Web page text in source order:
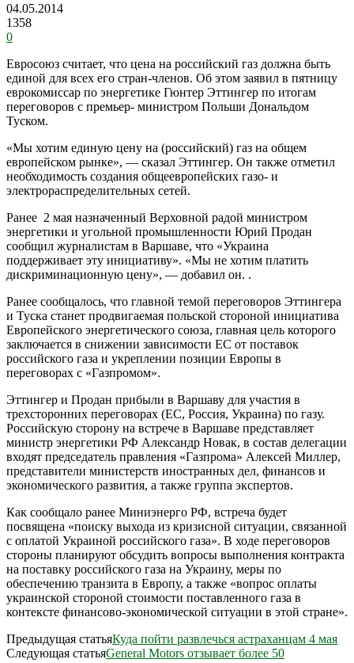
04.05.2014
1358
0
Евросоюз считает, что цена на российский газ должна быть
единой для всех его стран-членов. Об этом заявил в пятницу
еврокомиссар по энергетике Гюнтер Эттингер по итогам
переговоров с премьер- министром Польши Дональдом
Туском.
«Мы хотим единую цену на (российский) газ на общем
европейском рынке», — сказал Эттингер. Он также отметил
необходимость создания общеевропейских газо- и
электрораспределительных сетей.
Ранее 2 мая назначенный Верховной радой министром
энергетики и угольной промышленности Юрий Продан
сообщил журналистам в Варшаве, что «Украина
поддерживает эту инициативу». «Мы не хотим платить
дискриминационную цену», — добавил он. .
Ранее сообщалось, что главной темой переговоров Эттингера
и Туска станет продвигаемая польской стороной инициатива
Европейского энергетического союза, главная цель которого
заключается в снижении зависимости ЕС от поставок
российского газа и укреплении позиции Европы в
переговорах с «Газпромом».
Эттингер и Продан прибыли в Варшаву для участия в
трехсторонних переговорах (ЕС, Россия, Украина) по газу.
Российскую сторону на встрече в Варшаве представляет
министр энергетики РФ Александр Новак, в состав делегации
входят председатель правления «Газпрома» Алексей Миллер,
представители министерств иностранных дел, финансов и
экономического развития, а также группа экспертов.
Как сообщало ранее Миниэнерго РФ, встреча будет
посвящена «поиску выхода из кризисной ситуации, связанной
с оплатой Украиной российского газа». В ходе переговоров
стороны планируют обсудить вопросы выполнения контракта
на поставку российского газа на Украину, меры по
обеспечению транзита в Европу, а также «вопрос оплаты
украинской стороной стоимости поставленного газа в
контексте финансово-экономической ситуации в этой стране».
Предыдущая статьяКуда пойти развлечься астраханцам 4 мая
Следующая статьяGeneral Motors отзывает более 50